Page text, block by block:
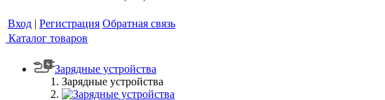
Вход | Регистрация Обратная связь
Каталог товаров
Зарядные устройства
Зарядные устройства